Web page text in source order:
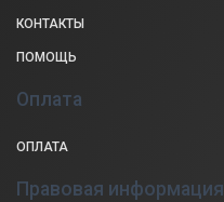
КОНТАКТЫ
ПОМОЩЬ
Оплата
ОПЛАТА
Правовая информация